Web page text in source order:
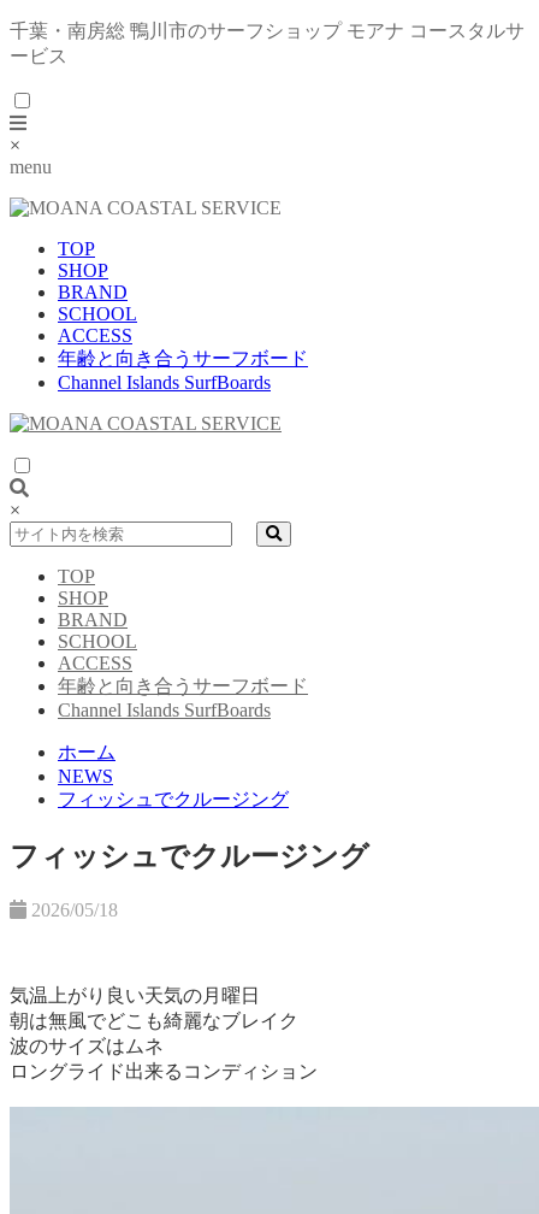
千葉・南房総 鴨川市のサーフショップ モアナ コースタルサ
ービス
×
menu
TOP
SHOP
BRAND
SCHOOL
ACCESS
年齢と向き合うサーフボード
Channel Islands SurfBoards
×
TOP
SHOP
BRAND
SCHOOL
ACCESS
年齢と向き合うサーフボード
Channel Islands SurfBoards
ホーム
NEWS
フィッシュでクルージング
フィッシュでクルージング
2026/05/18
気温上がり良い天気の月曜日
朝は無風でどこも綺麗なブレイク
波のサイズはムネ
ロングライド出来るコンディション